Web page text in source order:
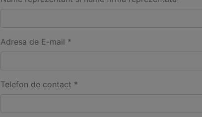
Adresa de E-mail *
Telefon de contact *